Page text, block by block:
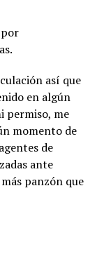
así que
en algún
permiso, me
momento de
de
ante
panzón que